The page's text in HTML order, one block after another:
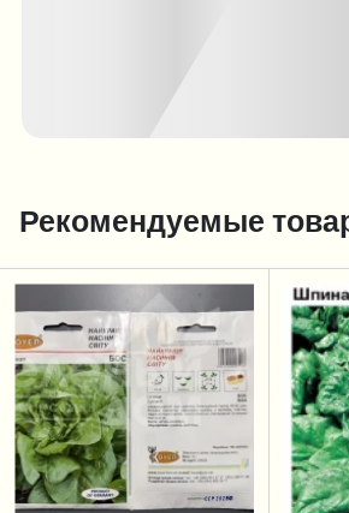
Рекомендуемые